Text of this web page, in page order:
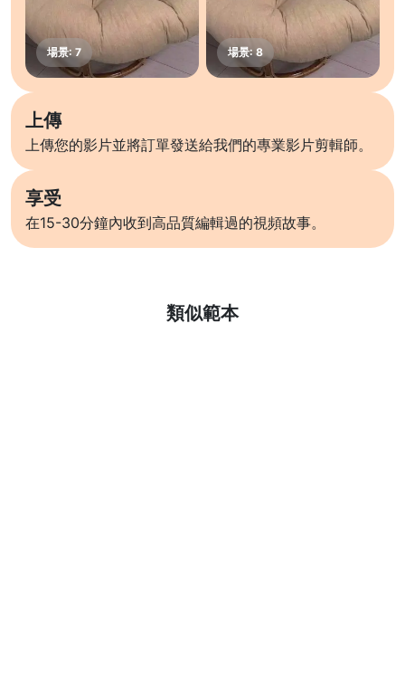
上傳
上傳您的影片並將訂單發送給我們的專業影片剪輯師。
享受
在15-30分鐘內收到高品質編輯過的視頻故事。
類似範本
了解更多